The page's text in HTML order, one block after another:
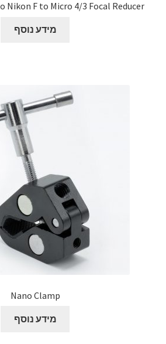
Nikon F to Micro 4/3 Focal Reducer
מידע נוסף
Nano Clamp
מידע נוסף